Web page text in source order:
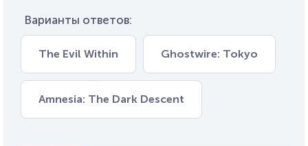
Варианты ответов:
The Evil Within Ghostwire: Tokyo
Amnesia: The Dark Descent